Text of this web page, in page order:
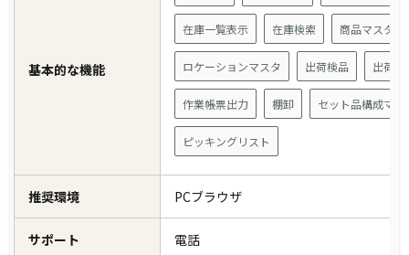
基本的な機能
在庫一覧表示 在庫検索 商品マスタ
ロケーションマスタ 出荷検品 出荷引
作業帳票出力 棚卸 セット品構成マス
ピッキングリスト
推奨環境 PCブラウザ
サポート 電話